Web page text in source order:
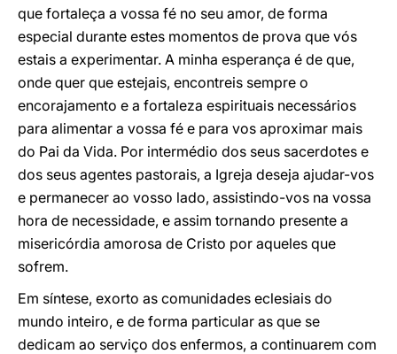
que fortaleça a vossa fé no seu amor, de forma
especial durante estes momentos de prova que vós
estais a experimentar. A minha esperança é de que,
onde quer que estejais, encontreis sempre o
encorajamento e a fortaleza espirituais necessários
para alimentar a vossa fé e para vos aproximar mais
do Pai da Vida. Por intermédio dos seus sacerdotes e
dos seus agentes pastorais, a Igreja deseja ajudar-vos
e permanecer ao vosso lado, assistindo-vos na vossa
hora de necessidade, e assim tornando presente a
misericórdia amorosa de Cristo por aqueles que
sofrem.
Em síntese, exorto as comunidades eclesiais do
mundo inteiro, e de forma particular as que se
dedicam ao serviço dos enfermos, a continuarem com